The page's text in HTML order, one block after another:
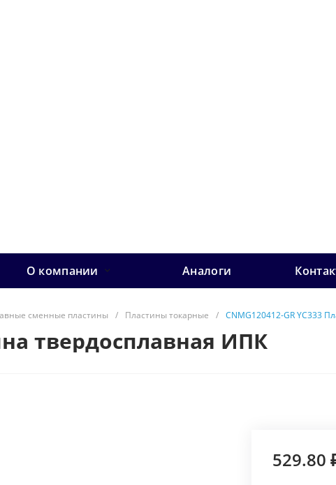
О компании Аналоги
сменные пластины / Пластины токарные / CNMG120412-GR YC333
твердосплавная ИПК
529.80